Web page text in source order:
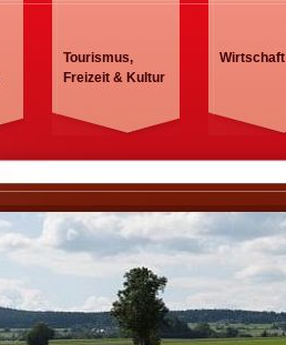
Tourismus,
Freizeit & Kultur
Wirtschaft